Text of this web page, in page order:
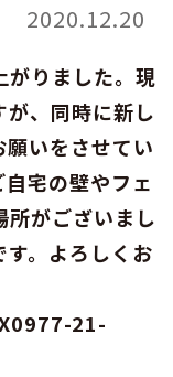
2020.12.20
がりました。現
、同時に新し
いをさせてい
宅の壁やフェ
所がございまし
。よろしくお
21-